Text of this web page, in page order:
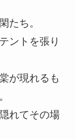
たち。
ントを張り
が現れるも
れてその場